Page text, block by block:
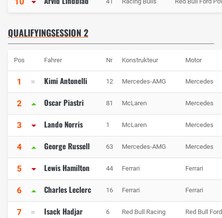
QUALIFYINGSESSION 2
Pos Fahrer Nr Konstrukteur Motor
1 Kimi Antonelli 12 Mercedes-AMG Mercedes
2 Oscar Piastri 81 McLaren Mercedes
3 Lando Norris 1 McLaren Mercedes
4 George Russell 63 Mercedes-AMG Mercedes
5 Lewis Hamilton 44 Ferrari Ferrari
6 Charles Leclerc 16 Ferrari Ferrari
7 Isack Hadjar 6 Red Bull Racing Red Bull